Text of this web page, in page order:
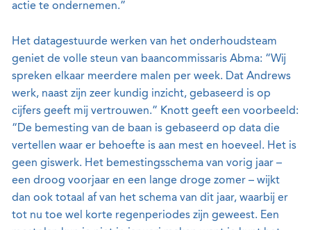
actie te ondernemen.”
Het datagestuurde werken van het onderhoudsteam
geniet de volle steun van baancommissaris Abma: “Wij
spreken elkaar meerdere malen per week. Dat Andrews
werk, naast zijn zeer kundig inzicht, gebaseerd is op
cijfers geeft mij vertrouwen.” Knott geeft een voorbeeld:
“De bemesting van de baan is gebaseerd op data die
vertellen waar er behoefte is aan mest en hoeveel. Het is
geen giswerk. Het bemestingsschema van vorig jaar –
een droog voorjaar en een lange droge zomer – wijkt
dan ook totaal af van het schema van dit jaar, waarbij er
tot nu toe wel korte regenperiodes zijn geweest. Een